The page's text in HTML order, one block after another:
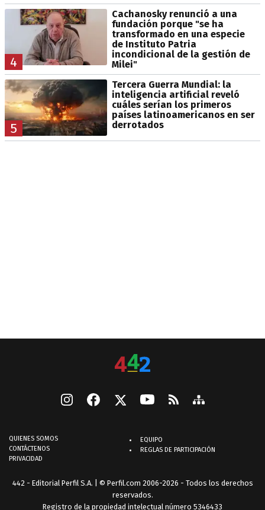
4
Cachanosky renunció a una
fundación porque "se ha
transformado en una especie
de Instituto Patria
incondicional de la gestión de
Milei"
5
Tercera Guerra Mundial: la
inteligencia artificial reveló
cuáles serían los primeros
países latinoamericanos en ser
derrotados
QUIENES SOMOS
CONTÁCTENOS
PRIVACIDAD
EQUIPO
REGLAS DE PARTICIPACIÓN
442 - Editorial Perfil S.A. | © Perfil.com 2006-2026 - Todos los derechos
reservados.
Registro de la propiedad intelectual número 5346433